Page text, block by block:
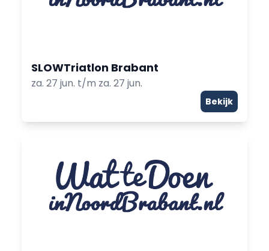
SLOWTriatlon Brabant
za. 27 jun. t/m za. 27 jun.
Bekijk